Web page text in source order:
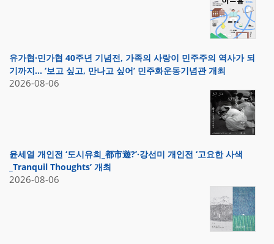
유가협·민가협 40주년 기념전, 가족의 사랑이 민주주의 역사가 되
기까지… ‘보고 싶고, 만나고 싶어’ 민주화운동기념관 개최
2026-08-06
윤세열 개인전 ‘도시유희_都市遊?’·강선미 개인전 ‘고요한 사색
_Tranquil Thoughts’ 개최
2026-08-06